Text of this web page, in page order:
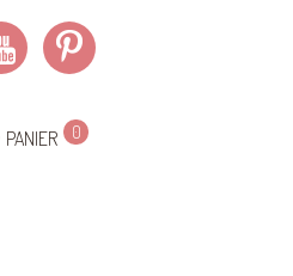
PANIER 0